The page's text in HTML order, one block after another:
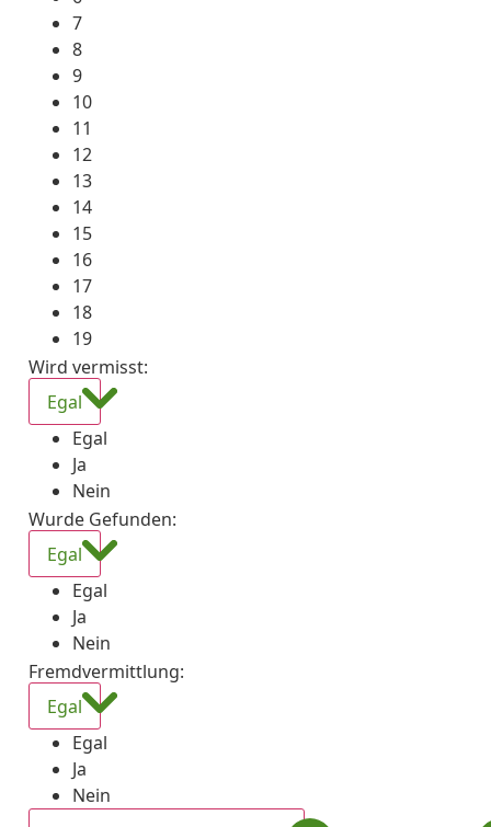
7
8
9
10
11
12
13
14
15
16
17
18
19
Wird vermisst:
Egal
Egal
Ja
Nein
Wurde Gefunden:
Egal
Egal
Ja
Nein
Fremdvermittlung:
Egal
Egal
Ja
Nein